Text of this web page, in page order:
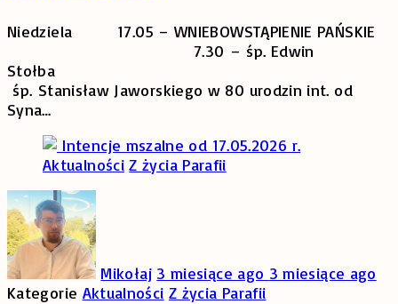
Niedziela 17.05 – WNIEBOWSTĄPIENIE PAŃSKIE
7.30 – śp. Edwin
Stołba
śp. Stanisław Jaworskiego w 80 urodzin int. od
Syna…
Aktualności Z życia Parafii
Mikołaj 3 miesiące ago 3 miesiące ago
Kategorie Aktualności Z życia Parafii